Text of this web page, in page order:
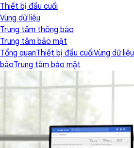
Thiết bị đầu cuối
Vùng dữ liệu
Trung tâm thông báo
Trung tâm bảo mật
Tổng quanThiết bị đầu cuốiVùng dữ liệu
báoTrung tâm bảo mật